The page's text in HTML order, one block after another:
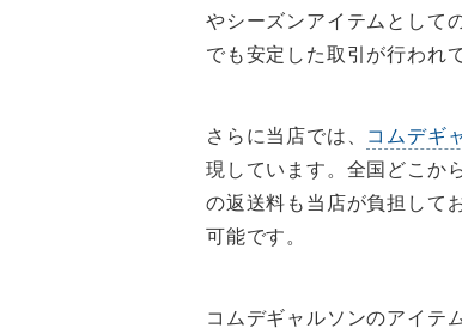
やシーズンアイテムとして
でも安定した取引が行われ
さらに当店では、 コムデギ
現しています。全国どこか
の返送料も当店が負担して
可能です。
コムデギャルソンのアイテ